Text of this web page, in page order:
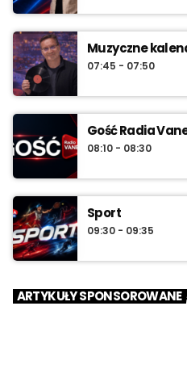
Muzyczne
07:45 - 07:50
Gość Radia
08:10 - 08:30
Sport
09:30 - 09:35
ARTYKUŁY SPONSOROWANE